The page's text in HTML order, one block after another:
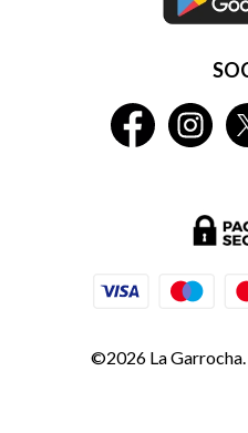
©2026 La